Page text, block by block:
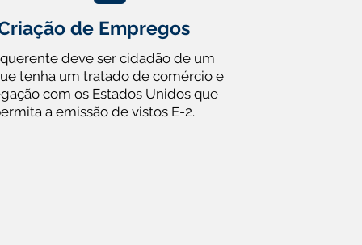
de Empregos
deve ser cidadão de um
tenha um tratado de comércio e
com os Estados Unidos que
a emissão de vistos E-2.